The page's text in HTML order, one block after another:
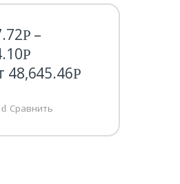
Р –
Р
48,645.46Р
Сравнить